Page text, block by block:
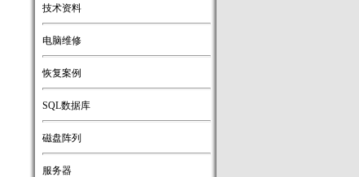
技术资料
电脑维修
恢复案例
SQL数据库
磁盘阵列
服务器